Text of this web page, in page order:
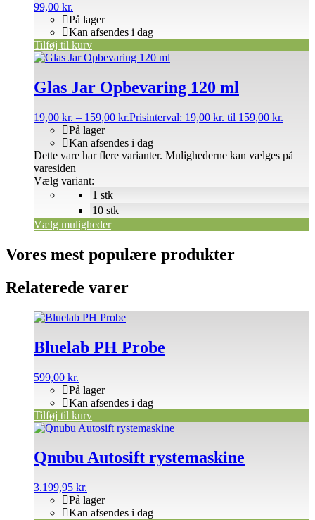
99,00 kr.
På lager
Kan afsendes i dag
Tilføj til kurv
Glas Jar Opbevaring 120 ml
19,00 kr. – 159,00 kr.Prisinterval: 19,00 kr. til 159,00 kr.
På lager
Kan afsendes i dag
Vælg variant:
Vælg muligheder
Dette vare har flere varianter. Mulighederne kan vælges på
varesiden
1 stk
10 stk
Vores mest populære produkter
Relaterede varer
Bluelab PH Probe
599,00 kr.
På lager
Kan afsendes i dag
Tilføj til kurv
Qnubu Autosift rystemaskine
3.199,95 kr.
På lager
Kan afsendes i dag